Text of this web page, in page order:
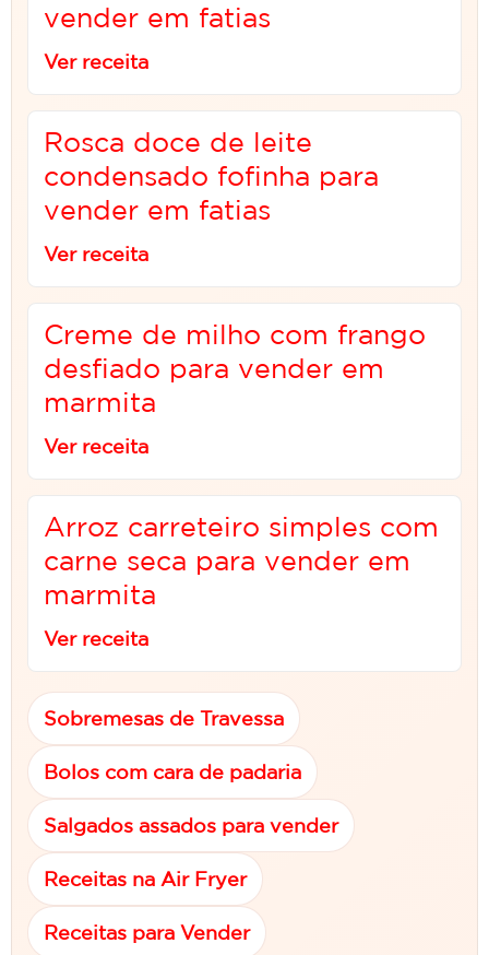
vender em fatias
Ver receita
Rosca doce de leite
condensado fofinha para
vender em fatias
Ver receita
Creme de milho com frango
desfiado para vender em
marmita
Ver receita
Arroz carreteiro simples com
carne seca para vender em
marmita
Ver receita
Sobremesas de Travessa
Bolos com cara de padaria
Salgados assados para vender
Receitas na Air Fryer
Receitas para Vender